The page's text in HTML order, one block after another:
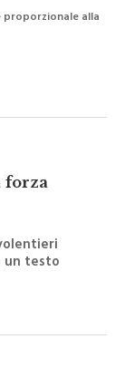
della